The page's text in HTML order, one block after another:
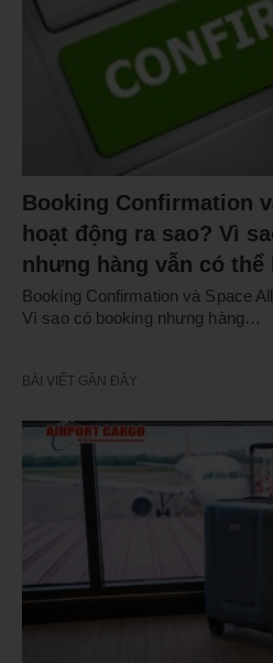
Booking Confirmation
hoạt động ra sao? Vì
nhưng hàng vẫn có thể
Booking Confirmation và Space
Vì sao có booking nhưng hàng…
BÀI VIẾT GẦN ĐÂY